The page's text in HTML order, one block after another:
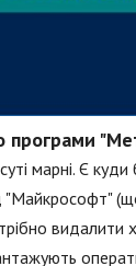
програми
марні. Є куди
"Майкрософт"
видалити